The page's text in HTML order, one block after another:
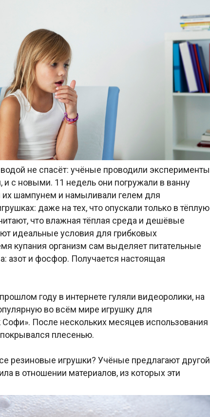
не спасёт: учёные проводили эксперименты
и с новыми. 11 недель они погружали в ванну
их шампунем и намыливали гелем для
даже на тех, что опускали только в тёплую
что влажная тёплая среда и дешёвые
идеальные условия для грибковых
купания организм сам выделяет питательные
азот и фосфор. Получается настоящая
году в интернете гуляли видеоролики, на
во всём мире игрушку для
После нескольких месяцев использования
плесенью.
резиновые игрушки? Учёные предлагают другой
в отношении материалов, из которых эти